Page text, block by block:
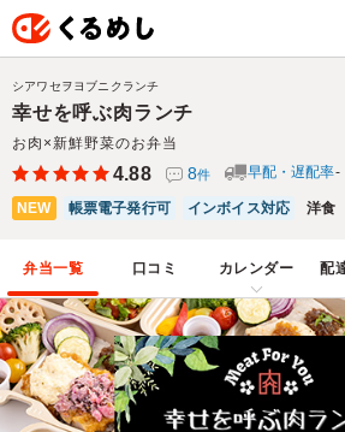
幸せを呼ぶ肉ランチ
お肉×新鮮野菜のお弁当
シアワセヲヨブニクランチ
4.88 8件 早配・遅配率-
NEW 帳票電子発行可 インボイス対応 洋食
弁当一覧 口コミ カレンダー 配